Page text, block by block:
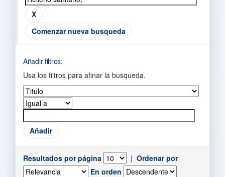
Comenzar nueva busqueda
Añadir filtros:
Usa los filtros para afinar la busqueda.
Resultados por página | Ordenar por
En orden